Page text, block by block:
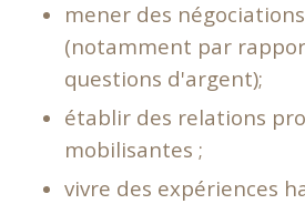
mener des
(notamment par
questions d'argent);
établir des relations
mobilisantes ;
vivre des expériences